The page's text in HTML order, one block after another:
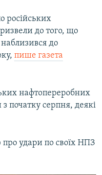
російських
до того, що
до
пише газета
нафтопереробних
початку серпня, деякі
про удари по своїх НПЗ